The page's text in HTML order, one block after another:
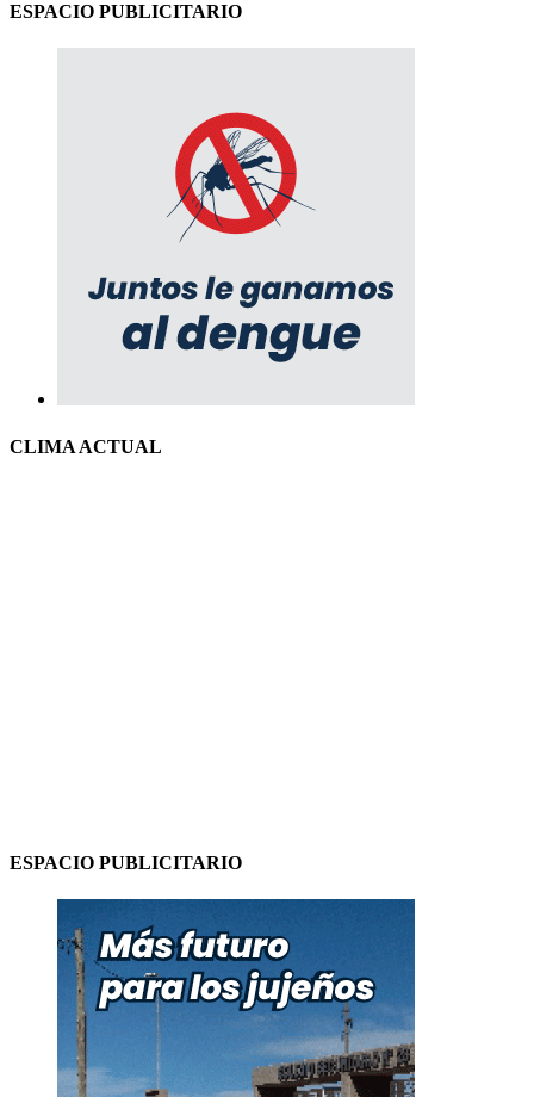
ESPACIO PUBLICITARIO
CLIMA ACTUAL
ESPACIO PUBLICITARIO